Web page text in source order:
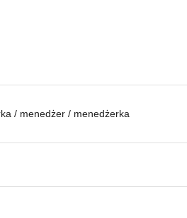
/ menedżer / menedżerka